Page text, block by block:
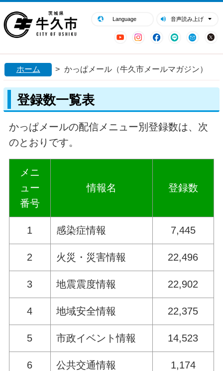
Language 音声読み上げ
YouTubeInstagram
Facebook
LINE Mail
閉じる
ホーム > かっぱメール（牛久市メールマガジン）
登録数一覧表
かっぱメールの配信メニュー別登録数は、次
のとおりです。
メニ
ュー
番号
情報名 登録数
1 感染症情報 7,445
2 火災・災害情報 22,496
3 地震震度情報 22,902
4 地域安全情報 22,375
5 市政イベント情報 14,523
6 公共交通情報 1,174